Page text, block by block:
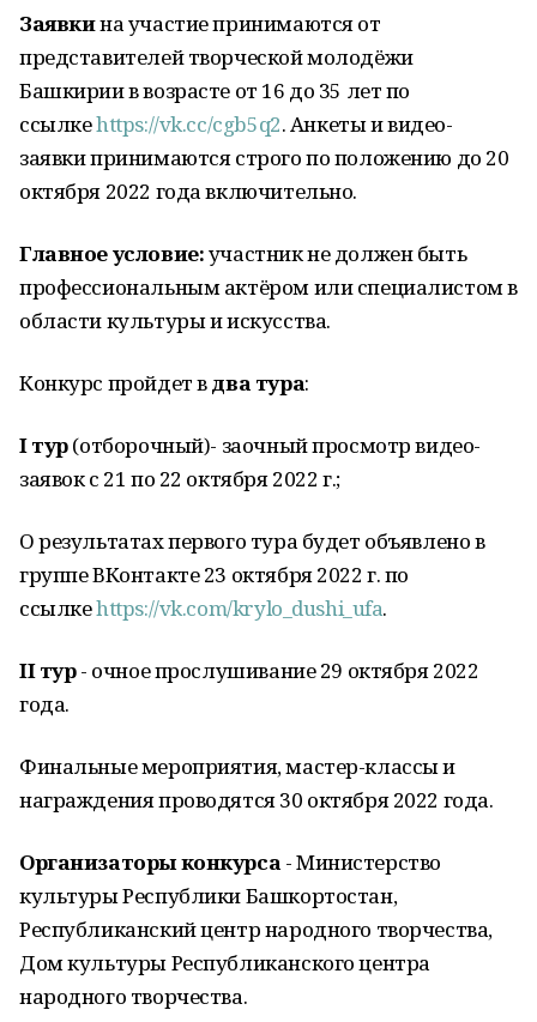
Заявкина участие принимаются от
представителей творческой молодёжи
Башкирии в возрасте от 16 до 35 лет по
ссылкеhttps://vk.cc/cgb5q2. Анкеты и видео-
заявки принимаются строго по положению до 20
октября 2022 года включительно.
Главное условие:участник не должен быть
профессиональным актёром или специалистом в
области культуры и искусства.
Конкурс пройдет вдва тура:
I тур(отборочный)- заочный просмотр видео-
заявок с 21 по 22 октября 2022 г.;
О результатах первого тура будет объявлено в
группе ВКонтакте 23 октября 2022 г. по
ссылкеhttps://vk.com/krylo_dushi_ufa.
II тур- очное прослушивание 29 октября 2022
года.
Финальные мероприятия, мастер-классы и
награждения проводятся 30 октября 2022 года.
Организаторы конкурса - Министерство
культуры Республики Башкортостан,
Республиканский центр народного творчества,
Дом культуры Республиканского центра
народного творчества.